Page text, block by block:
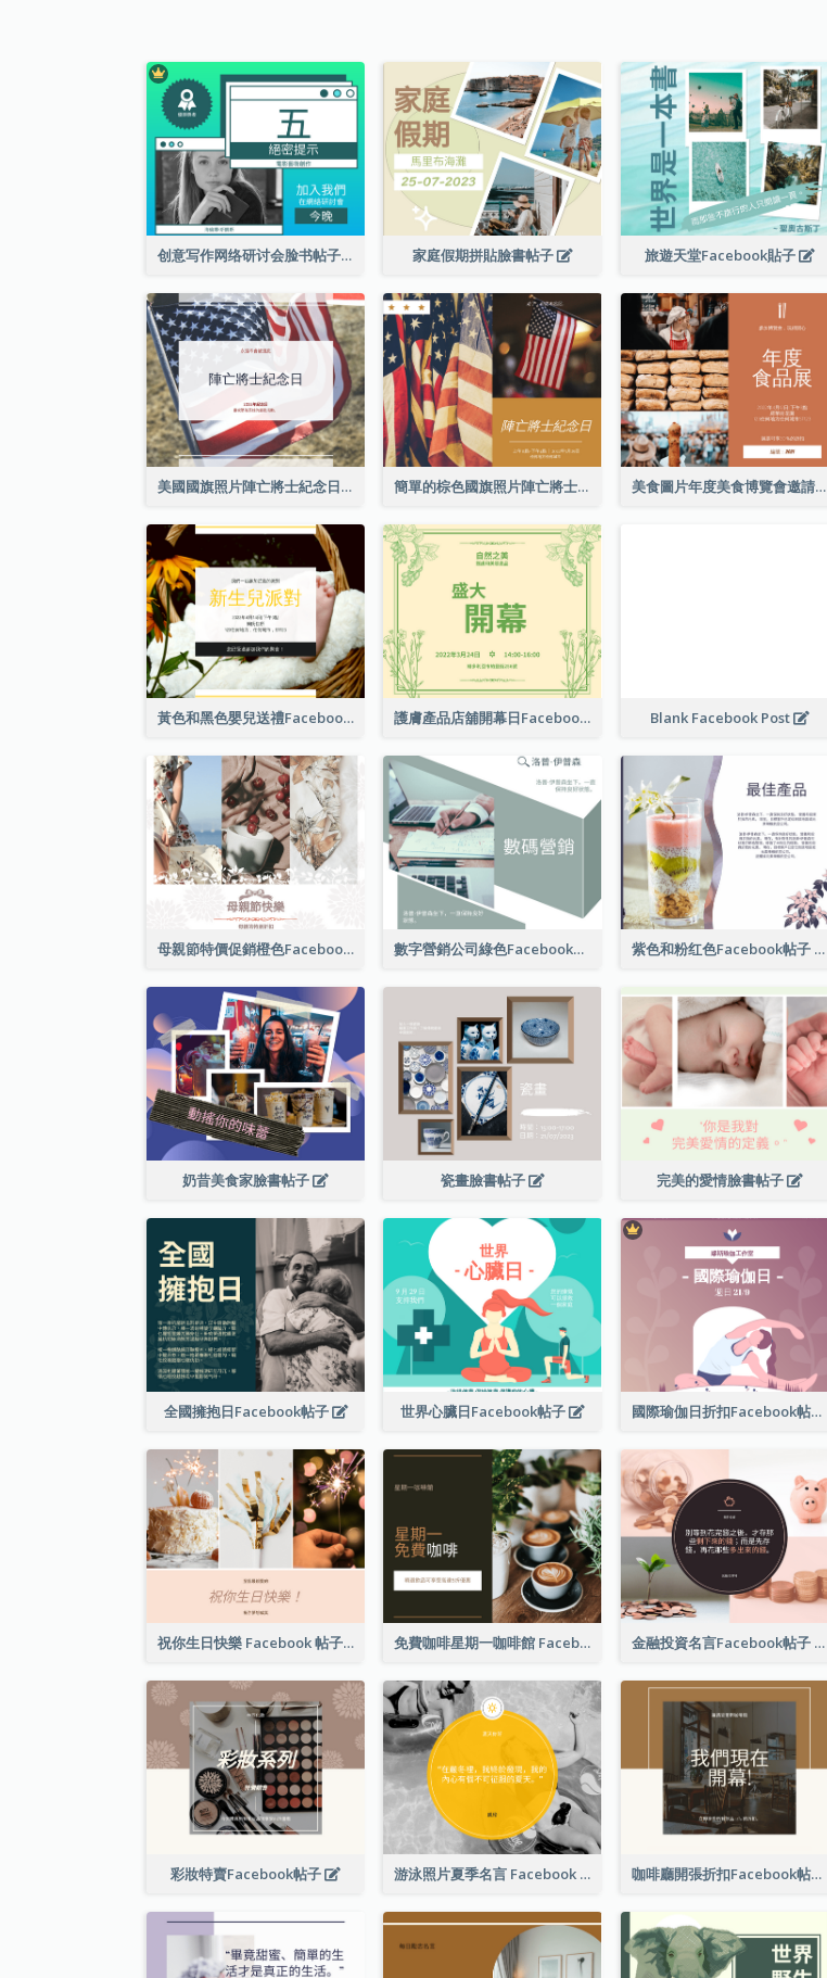
创意写作网络研讨会脸书帖子 家庭假期拼貼臉書帖子 旅遊天堂Facebook貼子
美國國旗照片陣亡將士紀念日慶祝活動Facebook帖子 簡單的棕色國旗照片陣亡將士紀念日Facebook帖子 美食圖片年度美食博覽會邀請函Facebook帖子
黃色和黑色嬰兒送禮Facebook帖子 護膚產品店舖開幕日Facebook帖子 Blank Facebook Post
母親節特價促銷橙色Facebook帖子 數字營銷公司綠色Facebook帖子 紫色和粉红色Facebook帖子
奶昔美食家臉書帖子 瓷畫臉書帖子 完美的愛情臉書帖子
全國擁抱日Facebook帖子 世界心臟日Facebook帖子 國際瑜伽日折扣Facebook帖子
祝你生日快樂 Facebook 帖子 免費咖啡星期一咖啡館 Facebook 帖子 金融投資名言Facebook帖子
彩妝特賣Facebook帖子 游泳照片夏季名言 Facebook 帖子 咖啡廳開張折扣Facebook帖子